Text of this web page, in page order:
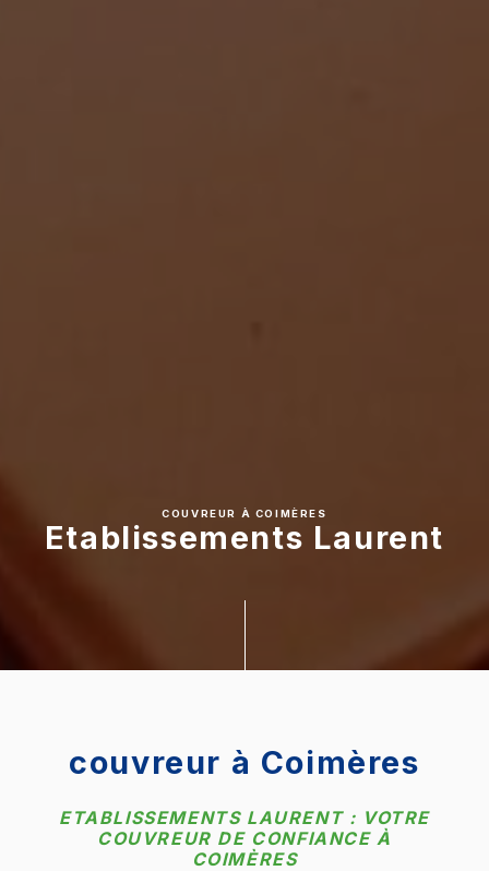
COUVREUR À COIMÈRES
Etablissements Laurent
couvreur à Coimères
ETABLISSEMENTS LAURENT : VOTRE
COUVREUR DE CONFIANCE À
COIMÈRES